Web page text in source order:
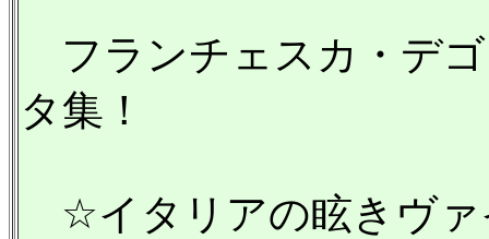
フランチェスカ・デゴ
タ集！
☆イタリアの眩きヴァ